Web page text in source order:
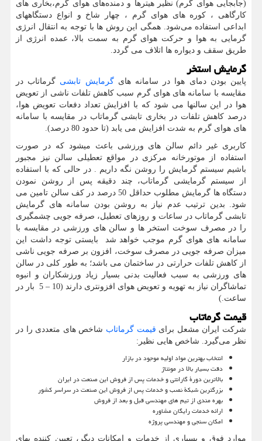
(جابجایی هوای گرم) نظیر هیترها و دمنده‌های هوای گرم،بخاری های
كارگاهی ، كوره های هوای گرم ، چهار شاخ و انواع دستگاههای
ابداعی استفاده می‌شود. همگی این روش ها با توجه به انتقال انرژی
گرمایی به هوا و حركت هوای گرم به سمت بالا، عمده انرژی از
طریق سقف و دیواره ها اتلاف می گردد.
گرمایش استخر
پایین بودن دمای هوا در سامانه هایگرمایش تابشی گرماتاب در
مقایسه با سامانه های هوای گرم سبب کاهش تلفات ناشی از تعویض
هوا در این سالنها می شود که با افزایش تعداد دفعات تعویض هوا،
درصد کاهش تلفات در بخاری تابشی گرماتاب در مقایسه با سامانه
های هوای گرم به شدت افزایش می یابد (تا حدود 80 درصد).
کاربری غیر دائم سالن های ورزشی باعث میشود که در صورت
استفاده از موتورخانه مرکزی در مواقع تعطیلی سالن نیز مجبور
باشیم سیستم گرمایش را روشن نگه داریم . در حالی که با استفاده
از سیستم گرمایشی گرماتاب، چند دقیقه پس از روشن نمودن
دستگاه ها گرمایش مطلوب حداقل 50 درصد در کف سالن تامین می
شود. بدین ترتیب عدم نیاز به روشن بودن سامانه های گرمایش
تابشی گرماتاب در ساعات و روزهای تعطیل، صرفه جویی چشمگیری
را در مصرف سوخت استخر ها و سالن های ورزشی در مقایسه با
سامانه های هوای گرم موجب خواهد شد بایستی توجه داشت این
میزان صرفه جویی در مصرف سوخت، افزون بر صرفه جویی ناشی
از کاهش تلفات حرارتی در ساختمان می باشد؛ به طور کلی در سالن
های ورزشی به سبب فعالیت بدنی بسیار زیاد ورزشکاران و انبوه
تماشاگران نیاز به تهویه و تعویض هوای افزونتری دارند (10 – 5 بار در
ساعت.)
قیمت گرماتاب
شرکت ایران مشعل برای قیمت گرماتاب شاخص های متعددی را در
نظر می‌گیرد. شاخص هایی نظیر:
انتخاب بهترین مواد اولیه موجود در بازار
دقت بسیار بالا در مونتاژ
بالاترین دورۀ گارانتی و خدمات پس از فروش این صنعت در ایران
بزرگترین شبکۀ نصب و خدمات پس از فروش این صنعت در سراسر کشور
بهره مندی از تیم های مهندسی قبل و بعد از فروش
ارائه خدمات رایگان مشاوره
امکان سنجی و مهندسی پروژه
موارد فوق و بسیاری از خدمات و امکانات دیگر، تعیین کننده بهای